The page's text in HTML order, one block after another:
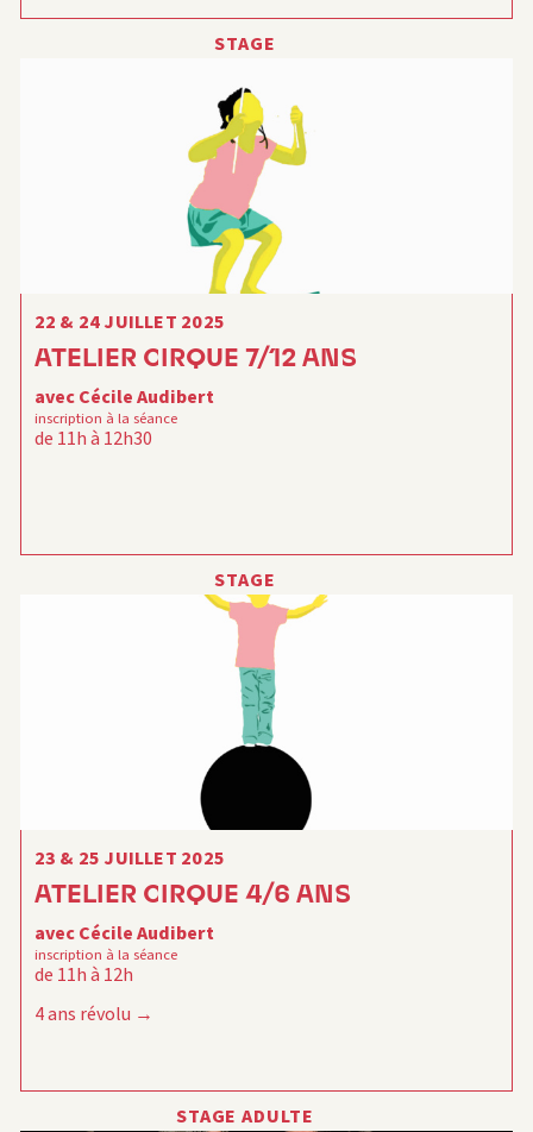
STAGE
22 & 24 JUILLET 2025
ATELIER CIRQUE 7/12 ANS
avec Cécile Audibert
inscription à la séance
de 11h à 12h30
STAGE
23 & 25 JUILLET 2025
ATELIER CIRQUE 4/6 ANS
avec Cécile Audibert
inscription à la séance
de 11h à 12h
4 ans révolu
STAGE ADULTE